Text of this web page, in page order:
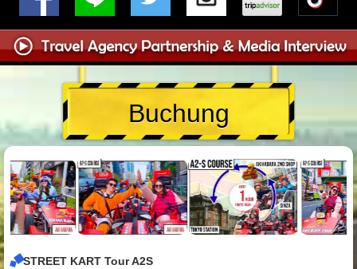
Buchung
STREET KART Tour A2S